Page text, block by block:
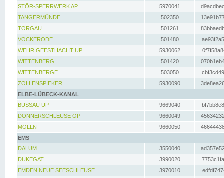
STÖR-SPERRWERK AP 5970041
TANGERMÜNDE
502350
TORGAU
501261
VOCKERODE
501480
WEHR GEESTHACHT UP
5930062
WITTENBERG
501420
WITTENBERGE
503050
ZOLLENSPIEKER
5930090
ELBE-LÜBECK-KANAL
BÜSSAU UP
9669040
DONNERSCHLEUSE OP
9660049
MÖLLN
9660050
EMS
DALUM
3550040
DUKEGAT
3990020
EMDEN NEUE SEESCHLEUSE
3970010